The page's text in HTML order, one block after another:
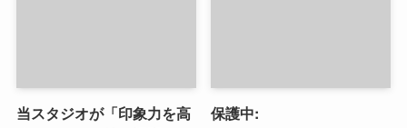
当スタジオが「印象力を高
保護中: